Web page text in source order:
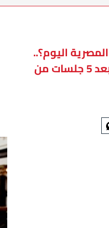
اليوم؟..
خسائر بـ47 مليار جنيه بعد 5 جلسات من